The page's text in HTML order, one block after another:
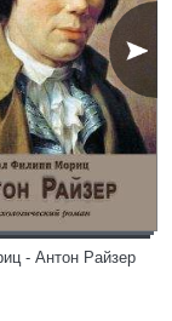
- Антон Райзер